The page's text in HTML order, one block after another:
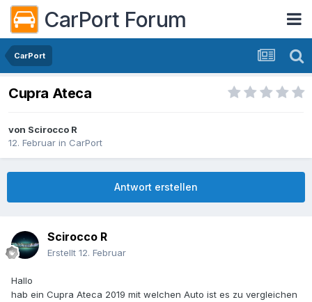
CarPort Forum
CarPort
Cupra Ateca
von Scirocco R
12. Februar in CarPort
Antwort erstellen
Scirocco R
Erstellt 12. Februar
Hallo
hab ein Cupra Ateca 2019 mit welchen Auto ist es zu vergleichen